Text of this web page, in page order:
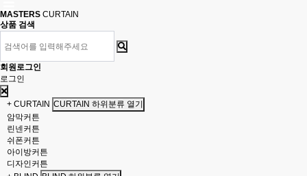
MASTERS CURTAIN
상품 검색
회원로그인
로그인
+ CURTAIN CURTAIN 하위분류 열기
암막커튼
린넨커튼
쉬폰커튼
아이방커튼
디자인커튼